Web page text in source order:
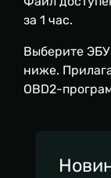
за 1 час.
Выберите
ниже.
OBD2-